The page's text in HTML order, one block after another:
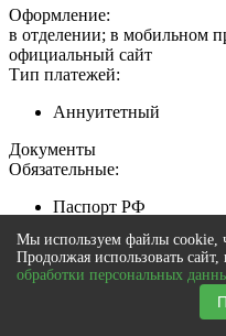
Оформление:
в отделении; в мобильном
официальный сайт
Тип платежей:
Аннуитетный
Документы
Обязательные:
Паспорт РФ
СНИЛС
Копия трудового
Мы используем файлы cookie,
Продолжая использовать сайт,
обработки персональных